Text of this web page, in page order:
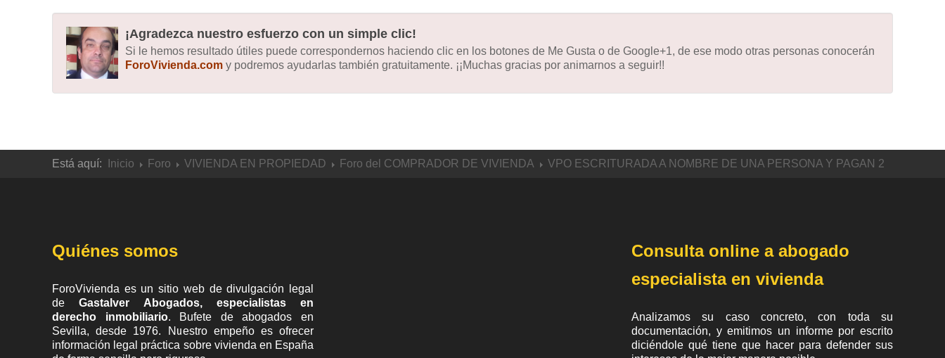
¡Agradezca nuestro esfuerzo con un simple clic!
Si le hemos resultado útiles puede correspondernos haciendo clic en los botones de Me Gusta o de Google+1, de ese modo otras personas conocerán
ForoVivienda.com y podremos ayudarlas también gratuitamente. ¡¡Muchas gracias por animarnos a seguir!!
Está aquí: Inicio Foro VIVIENDA EN PROPIEDAD Foro del COMPRADOR DE VIVIENDA VPO ESCRITURADA A NOMBRE DE UNA PERSONA Y PAGAN 2
Quiénes somos
ForoVivienda es un sitio web de divulgación legal
deGastalver Abogados, especialistas en
derecho inmobiliario. Bufete deabogados en
Sevilla, desde 1976. Nuestro empeño es ofrecer
información legal práctica sobre vivienda en España
Consulta online a abogado
especialista en vivienda
Analizamos su caso concreto, con toda su
documentación, y emitimos un informe por escrito
diciéndole qué tiene que hacer para defender sus